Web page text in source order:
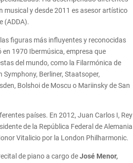
musical y desde 2011 es asesor artístico
(ADDA).
figuras más influyentes y reconocidas
1970 Ibermúsica, empresa que
del mundo, como la Filarmónica de
Berliner, Staatsoper,
Bolshoi de Moscu o Mariinsky de San
países. En 2012, Juan Carlos I, Rey
de la República Federal de Alemania
Vitalicio por la London Philharmonic.
de piano a cargo deJosé Menor,